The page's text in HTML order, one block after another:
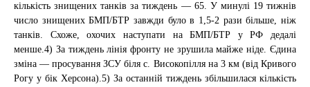
кількість знищених танків за тиждень — 65. У минулі 19 тижнів
число знищених БМП/БТР завжди було в 1,5-2 рази більше, ніж
танків. Схоже, охочих наступати на БМП/БТР у РФ дедалі
менше.4) За тиждень лінія фронту не зрушила майже ніде. Єдина
зміна — просування ЗСУ біля с. Високопілля на 3 км (від Кривого
Рогу у бік Херсона).5) За останній тиждень збільшилася кількість